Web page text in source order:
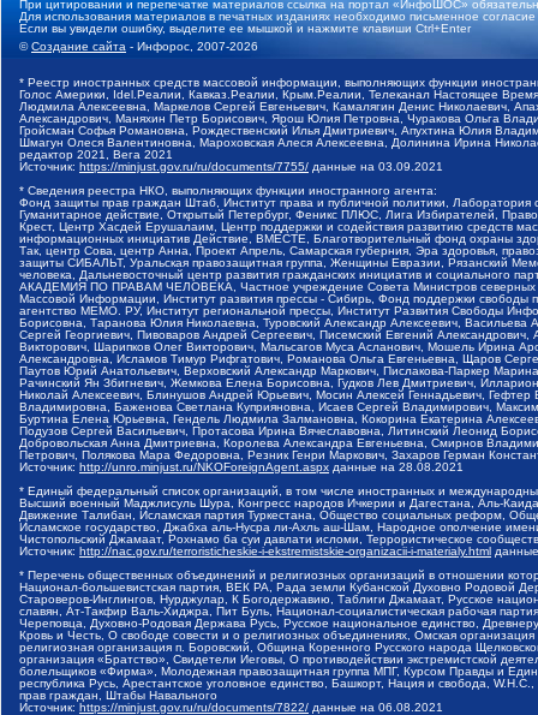
При цитировании и перепечатке материалов ссылка на портал «ИнфоШОС»
Для использования материалов в печатных изданиях необходимо письменное
Если вы увидели ошибку, выделите ее мышкой и нажмите клавиши Ctrl+Enter
©Создание сайта - Инфорос, 2007-2026
* Реестр иностранных средств массовой информации, выполняющих функции
Голос Америки, Idel.Реалии, Кавказ.Реалии, Крым.Реалии, Телеканал Настоящее
Людмила Алексеевна, Маркелов Сергей Евгеньевич, Камалягин Денис Николаевич,
Александрович, Маняхин Петр Борисович, Ярош Юлия Петровна, Чуракова Ольга
Гройсман Софья Романовна, Рождественский Илья Дмитриевич, Апухтина Юлия
Шмагун Олеся Валентиновна, Мароховская Алеся Алексеевна, Долинина Ирина
редактор 2021, Вега 2021
Источник: https://minjust.gov.ru/ru/documents/7755/ данные на 03.09.2021
* Сведения реестра НКО, выполняющих функции иностранного агента:
Фонд защиты прав граждан Штаб, Институт права и публичной политики,
Гуманитарное действие, Открытый Петербург, Феникс ПЛЮС, Лига Избирателей,
Крест, Центр Хасдей Ерушалаим, Центр поддержки и содействия развитию средств
информационных инициатив Действие, ВМЕСТЕ, Благотворительный фонд охраны
Так, центр Сова, центр Анна, Проект Апрель, Самарская губерния, Эра здоровья,
защиты СИБАЛЬТ, Уральская правозащитная группа, Женщины Евразии, Рязанский
человека, Дальневосточный центр развития гражданских инициатив и социального
АКАДЕМИЯ ПО ПРАВАМ ЧЕЛОВЕКА, Частное учреждение Совета Министров северных
Массовой Информации, Институт развития прессы - Сибирь, Фонд поддержки
агентство МЕМО. РУ, Институт региональной прессы, Институт Развития Свободы
Борисовна, Таранова Юлия Николаевна, Туровский Александр Алексеевич,
Сергей Георгиевич, Пивоваров Андрей Сергеевич, Писемский Евгений
Викторович, Шарипков Олег Викторович, Мальсагов Муса Асланович, Мошель Ирина
Александровна, Исламов Тимур Рифгатович, Романова Ольга Евгеньевна, Щаров
Паутов Юрий Анатольевич, Верховский Александр Маркович, Пислакова-Паркер
Рачинский Ян Збигневич, Жемкова Елена Борисовна, Гудков Лев Дмитриевич,
Николай Алексеевич, Блинушов Андрей Юрьевич, Мосин Алексей Геннадьевич,
Владимировна, Баженова Светлана Куприяновна, Исаев Сергей Владимирович,
Буртина Елена Юрьевна, Гендель Людмила Залмановна, Кокорина Екатерина
Подузов Сергей Васильевич, Протасова Ирина Вячеславовна, Литинский Леонид
Добровольская Анна Дмитриевна, Королева Александра Евгеньевна, Смирнов
Петрович, Полякова Мара Федоровна, Резник Генри Маркович, Захаров Герман
Источник: http://unro.minjust.ru/NKOForeignAgent.aspx данные на 28.08.2021
* Единый федеральный список организаций, в том числе иностранных и
Высший военный Маджлисуль Шура, Конгресс народов Ичкерии и Дагестана, Аль-
Движение Талибан, Исламская партия Туркестана, Общество социальных реформ,
Исламское государство, Джабха аль-Нусра ли-Ахль аш-Шам, Народное ополчение
Чистопольский Джамаат, Рохнамо ба суи давлати исломи, Террористическое
Источник: http://nac.gov.ru/terroristicheskie-i-ekstremistskie-organizacii-i-materialy.html
* Перечень общественных объединений и религиозных организаций в отношении
Национал-большевистская партия, ВЕК РА, Рада земли Кубанской Духовно Родовой
Староверов-Инглингов, Нурджулар, К Богодержавию, Таблиги Джамаат, Русское
славян, Ат-Такфир Валь-Хиджра, Пит Буль, Национал-социалистическая рабочая
Череповца, Духовно-Родовая Держава Русь, Русское национальное единство,
Кровь и Честь, О свободе совести и о религиозных объединениях, Омская
религиозная организация п. Боровский, Община Коренного Русского народа
организация «Братство», Свидетели Иеговы, О противодействии экстремистской
болельщиков «Фирма», Молодежная правозащитная группа МПГ, Курсом Правды и
республика Русь, Арестантское уголовное единство, Башкорт, Нация и свобода,
прав граждан, Штабы Навального
Источник: https://minjust.gov.ru/ru/documents/7822/ данные на 06.08.2021